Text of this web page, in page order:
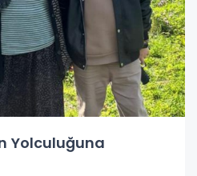
Yolculuğuna